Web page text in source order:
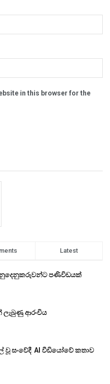
in this browser for the
Latest
ගනුදෙනුකරුවන්ට පණිවිඩයක්
ලැබුණු ආරංචිය
සංවේදී AI වීඩියෝවේ කතාව